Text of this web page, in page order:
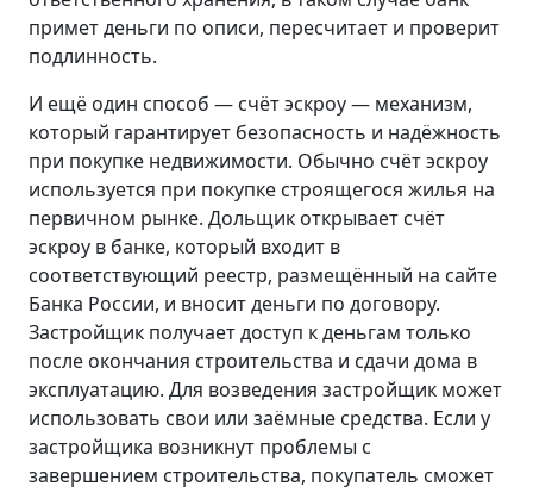
примет деньги по описи, пересчитает и проверит
подлинность.
И ещё один способ — счёт эскроу — механизм,
который гарантирует безопасность и надёжность
при покупке недвижимости. Обычно счёт эскроу
используется при покупке строящегося жилья на
первичном рынке. Дольщик открывает счёт
эскроу в банке, который входит в
соответствующий реестр, размещённый на сайте
Банка России, и вносит деньги по договору.
Застройщик получает доступ к деньгам только
после окончания строительства и сдачи дома в
эксплуатацию. Для возведения застройщик может
использовать свои или заёмные средства. Если у
застройщика возникнут проблемы с
завершением строительства, покупатель сможет